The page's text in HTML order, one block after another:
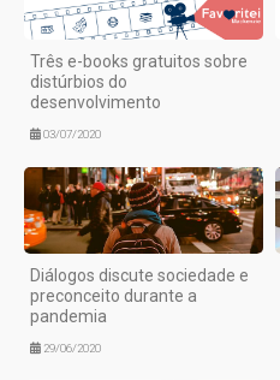
Três e-books gratuitos sobre
distúrbios do
desenvolvimento
03/07/2020
Diálogos discute sociedade e
preconceito durante a
pandemia
29/06/2020